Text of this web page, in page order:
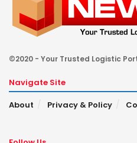
©2020 - Your Trusted Logistic
Navigate Site
About
Privacy & Policy